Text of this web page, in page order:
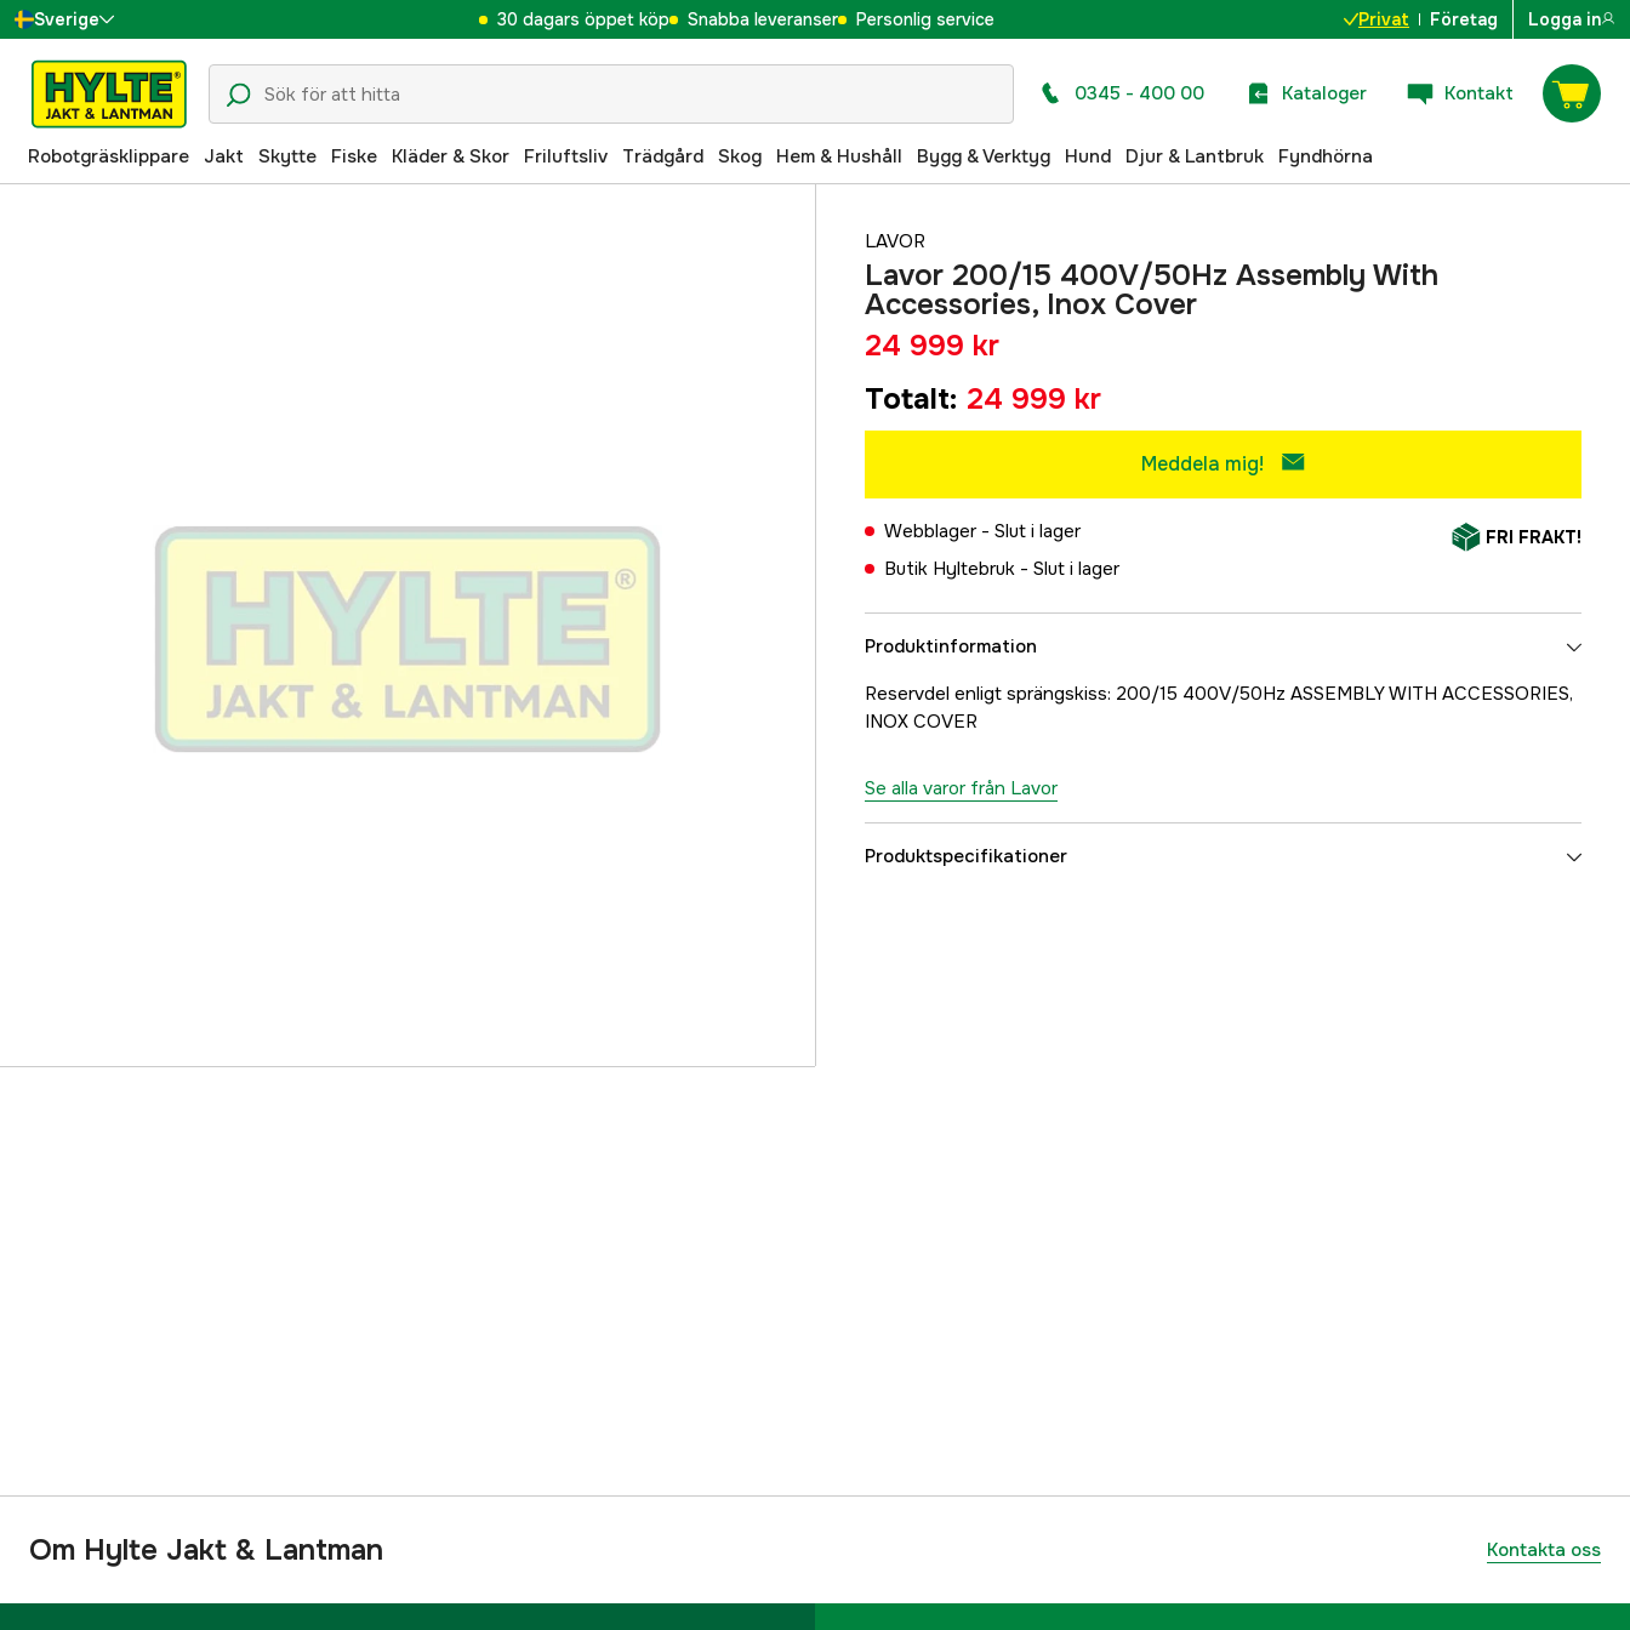
Sverige
Danmark
Suomi
Norge
30 dagars öppet köp Snabba leveranser Personlig service Privat Företag Logga in
0345 - 400 00 Kataloger Kontakt
Robotgräsklippare Jakt Skytte Fiske Kläder & Skor Friluftsliv Trädgård Skog Hem & Hushåll Bygg & Verktyg Hund Djur & Lantbruk Fyndhörna
LAVOR
Lavor 200/15 400V/50Hz Assembly With
Accessories, Inox Cover
24 999 kr
Totalt: 24 999 kr
Meddela mig!
Webblager - Slut i lager
Butik Hyltebruk - Slut i lager
FRI FRAKT!
Produktinformation
Reservdel enligt sprängskiss: 200/15 400V/50Hz ASSEMBLY WITH ACCESSORIES,
INOX COVER
Se alla varor från Lavor
Produktspecifikationer
Om Hylte Jakt & Lantman Kontakta oss